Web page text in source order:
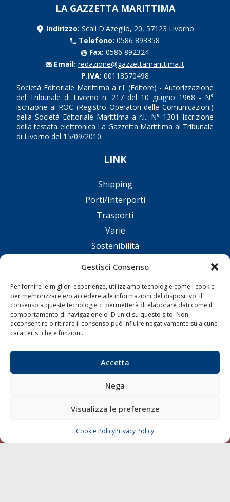
Gestisci Consenso
Per fornire le migliori esperienze, utilizziamo tecnologie come i cookie
per memorizzare e/o accedere alle informazioni del dispositivo. Il
consenso a queste tecnologie ci permetterà di elaborare dati come il
comportamento di navigazione o ID unici su questo sito. Non
acconsentire o ritirare il consenso può influire negativamente su alcune
caratteristiche e funzioni.
Accetta
Nega
Visualizza le preferenze
Cookie PolicyPrivacy Policy
LA GAZZETTA MARITTIMA
Indirizzo: Scali D'Azeglio, 20, 57123 Livorno
Telefono: 0586 893358
Fax: 0586 892324
Email: redazione@gazzettamarittima.it
P.IVA: 00118570498
Società Editoriale Marittima a r.l. (Editore) - Autorizzazione
del Tribunale di Livorno n. 217 del 10 giugno 1968 - N°
iscrizione al ROC (Registro Operatori delle Comunicazioni)
della Società Editoriale Marittima a r.l.: N° 1301 Iscrizione
della testata elettronica La Gazzetta Marittima al Tribunale
di Livorno del 15/09/2010.
LINK
Shipping
Porti/Interporti
Trasporti
Varie
Sostenibilità
Diporto
Chi siamo
Contatti
SEGUI
© 1968 - 2026 Tutti i diritti sono riservati
CHIAMA SCRIVI